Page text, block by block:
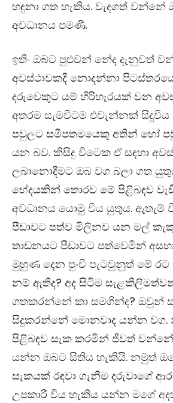
හඳුනා ගත හැකිය. වැදගත් වන්නේ
අවධානය පමණි.
ඉතිං ඔබට පුළුවන් නේද දැනුවත්
අවස්ථාවකදී නොදන්නා
දරුවෙකුට යම් හිරිහැරයක් වන
අතරම සැමවිටම එවැන්නක්
පවුලට සමීපතමයෙකු අතින් හෝ
යන බව. කිසිදු විටෙක ඒ සඳහා
ලබානොදීමට ඔබ වග බලා ගත
භේදයකින් තොරව මේ පිළිබඳව
අවධානය යොමු විය යුතුය. ඇතැම්
පීඩාවට පත්ව මිලිනව යන මල්
තාඩනයට පීඩාවට පත්වෙමින්
මුහුණ දෙන පුංචි පැටවුනුත් මේ
නම් ඇතිද? අද සිටිම
ගතකරන්නේ කා සමගින්ද? ඔවුන්
සිදුකරන්නේ මොනවාද යන්න වග.
පිළිබඳව සැක කරමින් ජීවත්
යන්න ඔබට සිතිය හැකියි. නමුත්
සැකයක් රඳවා ගැනීම දරුවාගේ
උපකාරී විය හැකිය යන්න මගේ